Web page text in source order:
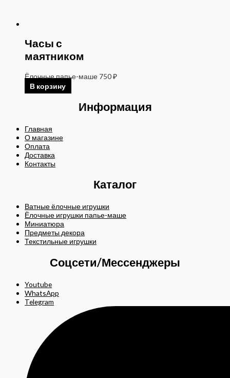
Часы с
маятником
Ёлочные папье-маше 750₽
В корзину
Информация
Главная
О магазине
Оплата
Доставка
Контакты
Каталог
Ватные ёлочные игрушки
Ёлочные игрушки папье-маше
Миниатюра
Предметы декора
Текстильные игрушки
Соцсети/Мессенджеры
Youtube
WhatsApp
Telegram